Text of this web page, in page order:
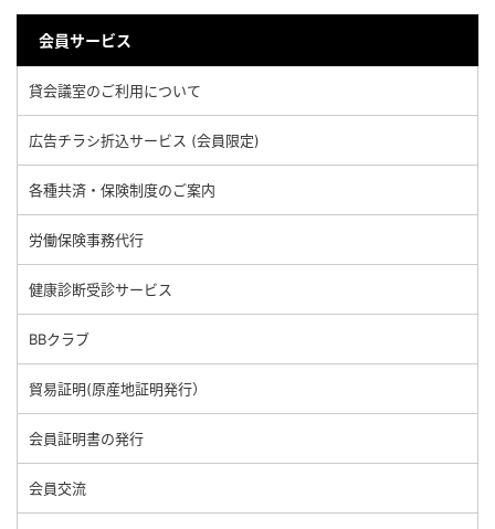
会員サービス
貸会議室のご利用について
広告チラシ折込サービス (会員限定)
各種共済・保険制度のご案内
労働保険事務代行
健康診断受診サービス
BBクラブ
貿易証明(原産地証明発行）
会員証明書の発行
会員交流